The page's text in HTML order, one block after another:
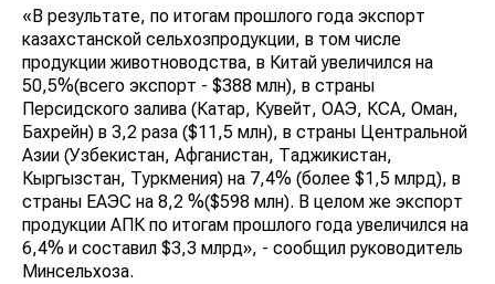
«В результате, по итогам прошлого года экспорт
казахстанской сельхозпродукции, в том числе
продукции животноводства, в Китай увеличился на
50,5%(всего экспорт - $388 млн), в страны
Персидского залива (Катар, Кувейт, ОАЭ, КСА, Оман,
Бахрейн) в 3,2 раза ($11,5 млн), в страны Центральной
Азии (Узбекистан, Афганистан, Таджикистан,
Кыргызстан, Туркмения) на 7,4% (более $1,5 млрд), в
страны ЕАЭС на 8,2 %($598 млн). В целом же экспорт
продукции АПК по итогам прошлого года увеличился на
6,4% и составил $3,3 млрд», - сообщил руководитель
Минсельхоза.